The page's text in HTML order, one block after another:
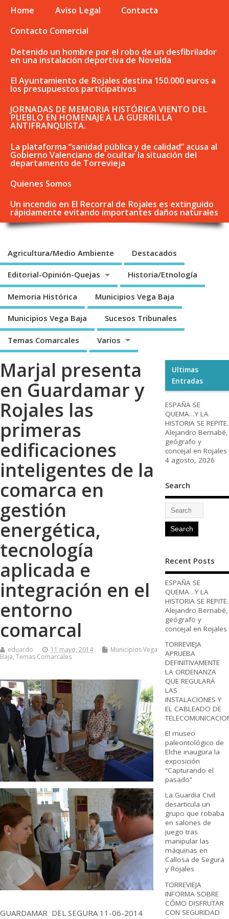
Home Aviso Legal
Contacta
Contacto Comercial
Detenido un hombre por el robo de un desfibrilador
en una instalación deportiva de Novelda
El Ayuntamiento de Rojales destina 150.000 euros a
los presupuestos participativos
JORNADAS DE MEMORIA HISTÓRICA VIENTO DEL
PUEBLO EN HOMENAJE A LA GUERRILLA
ANTIFRANQUISTA.
La plataforma “sanidad pública y de calidad” acusa al
Gobierno Valenciano de ocultar la situación del
departamento de Torrevieja
Quienes Somos
Un incendio en El Recorral de Rojales es extinguido
rápidamente evitando importantes daños naturales
Agricultura/Medio Ambiente Destacados
Editorial-Opinión-Quejas Historia/Etnología
Memoria Histórica Municipios Vega Baja
Municipios Vega Baja Sucesos Tribunales
Temas Comarcales Varios
Marjal presenta
en Guardamar y
Rojales las
primeras
edificaciones
inteligentes de la
comarca en
gestión
energética,
tecnología
aplicada e
integración en el
entorno
comarcal
eduardo 11 mayo, 2014
Municipios Vega
Baja, Temas Comarcales
GUARDAMAR DEL SEGURA 11-06-2014
Ultimas
Entradas
ESPAÑA SE
QUEMA…Y LA
HISTORIA SE REPITE.
Alejandro Bernabé,
geógrafo y
concejal en Rojales
4 agosto, 2026
Search
Recent Posts
ESPAÑA SE
QUEMA…Y LA
HISTORIA SE REPITE.
Alejandro Bernabé,
geógrafo y
concejal en Rojales
TORREVIEJA
APRUEBA
DEFINITIVAMENTE
LA ORDENANZA
QUE REGULARÁ
LAS
INSTALACIONES Y
EL CABLEADO DE
El museo
paleontológico de
Elche inaugura la
exposición
“Capturando el
pasado”
La Guardia Civil
desarticula un
grupo que robaba
en salones de
juego tras
manipular las
máquinas en
Callosa de Segura
y Rojales
TORREVIEJA
INFORMA SOBRE
CÓMO DISFRUTAR
CON SEGURIDAD